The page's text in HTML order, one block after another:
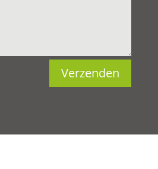
Verzenden